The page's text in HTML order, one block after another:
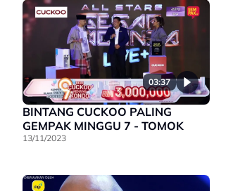
03:37
BINTANG CUCKOO PALING
GEMPAK MINGGU 7 - TOMOK
13/11/2023